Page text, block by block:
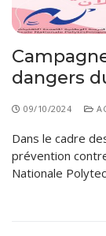
dangers
09/10/2024
Dans le cadre
prévention
Nationale